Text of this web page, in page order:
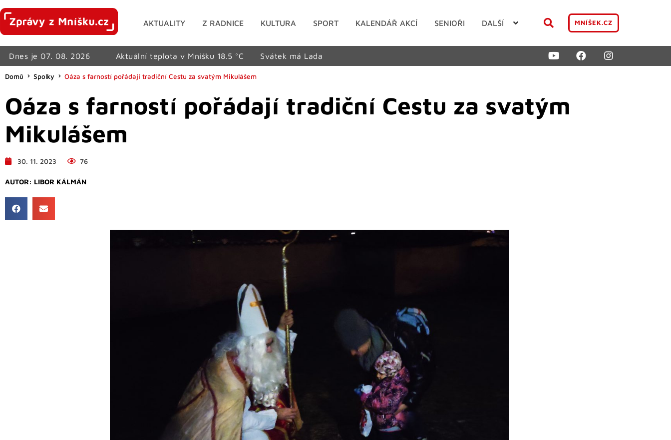
AKTUALITY Z RADNICE KULTURA SPORT KALENDÁŘ AKCÍ SENIOŘI DALŠÍ MNÍŠEK.CZ
Dnes je 07. 08. 2026 Aktuální teplota v Mníšku 18.5 °C Svátek má Lada
Domů Spolky Oáza s farností pořádají tradiční Cestu za svatým Mikulášem
Oáza s farností pořádají tradiční Cestu za svatým
Mikulášem
30. 11. 2023 76
AUTOR: LIBOR KÁLMÁN